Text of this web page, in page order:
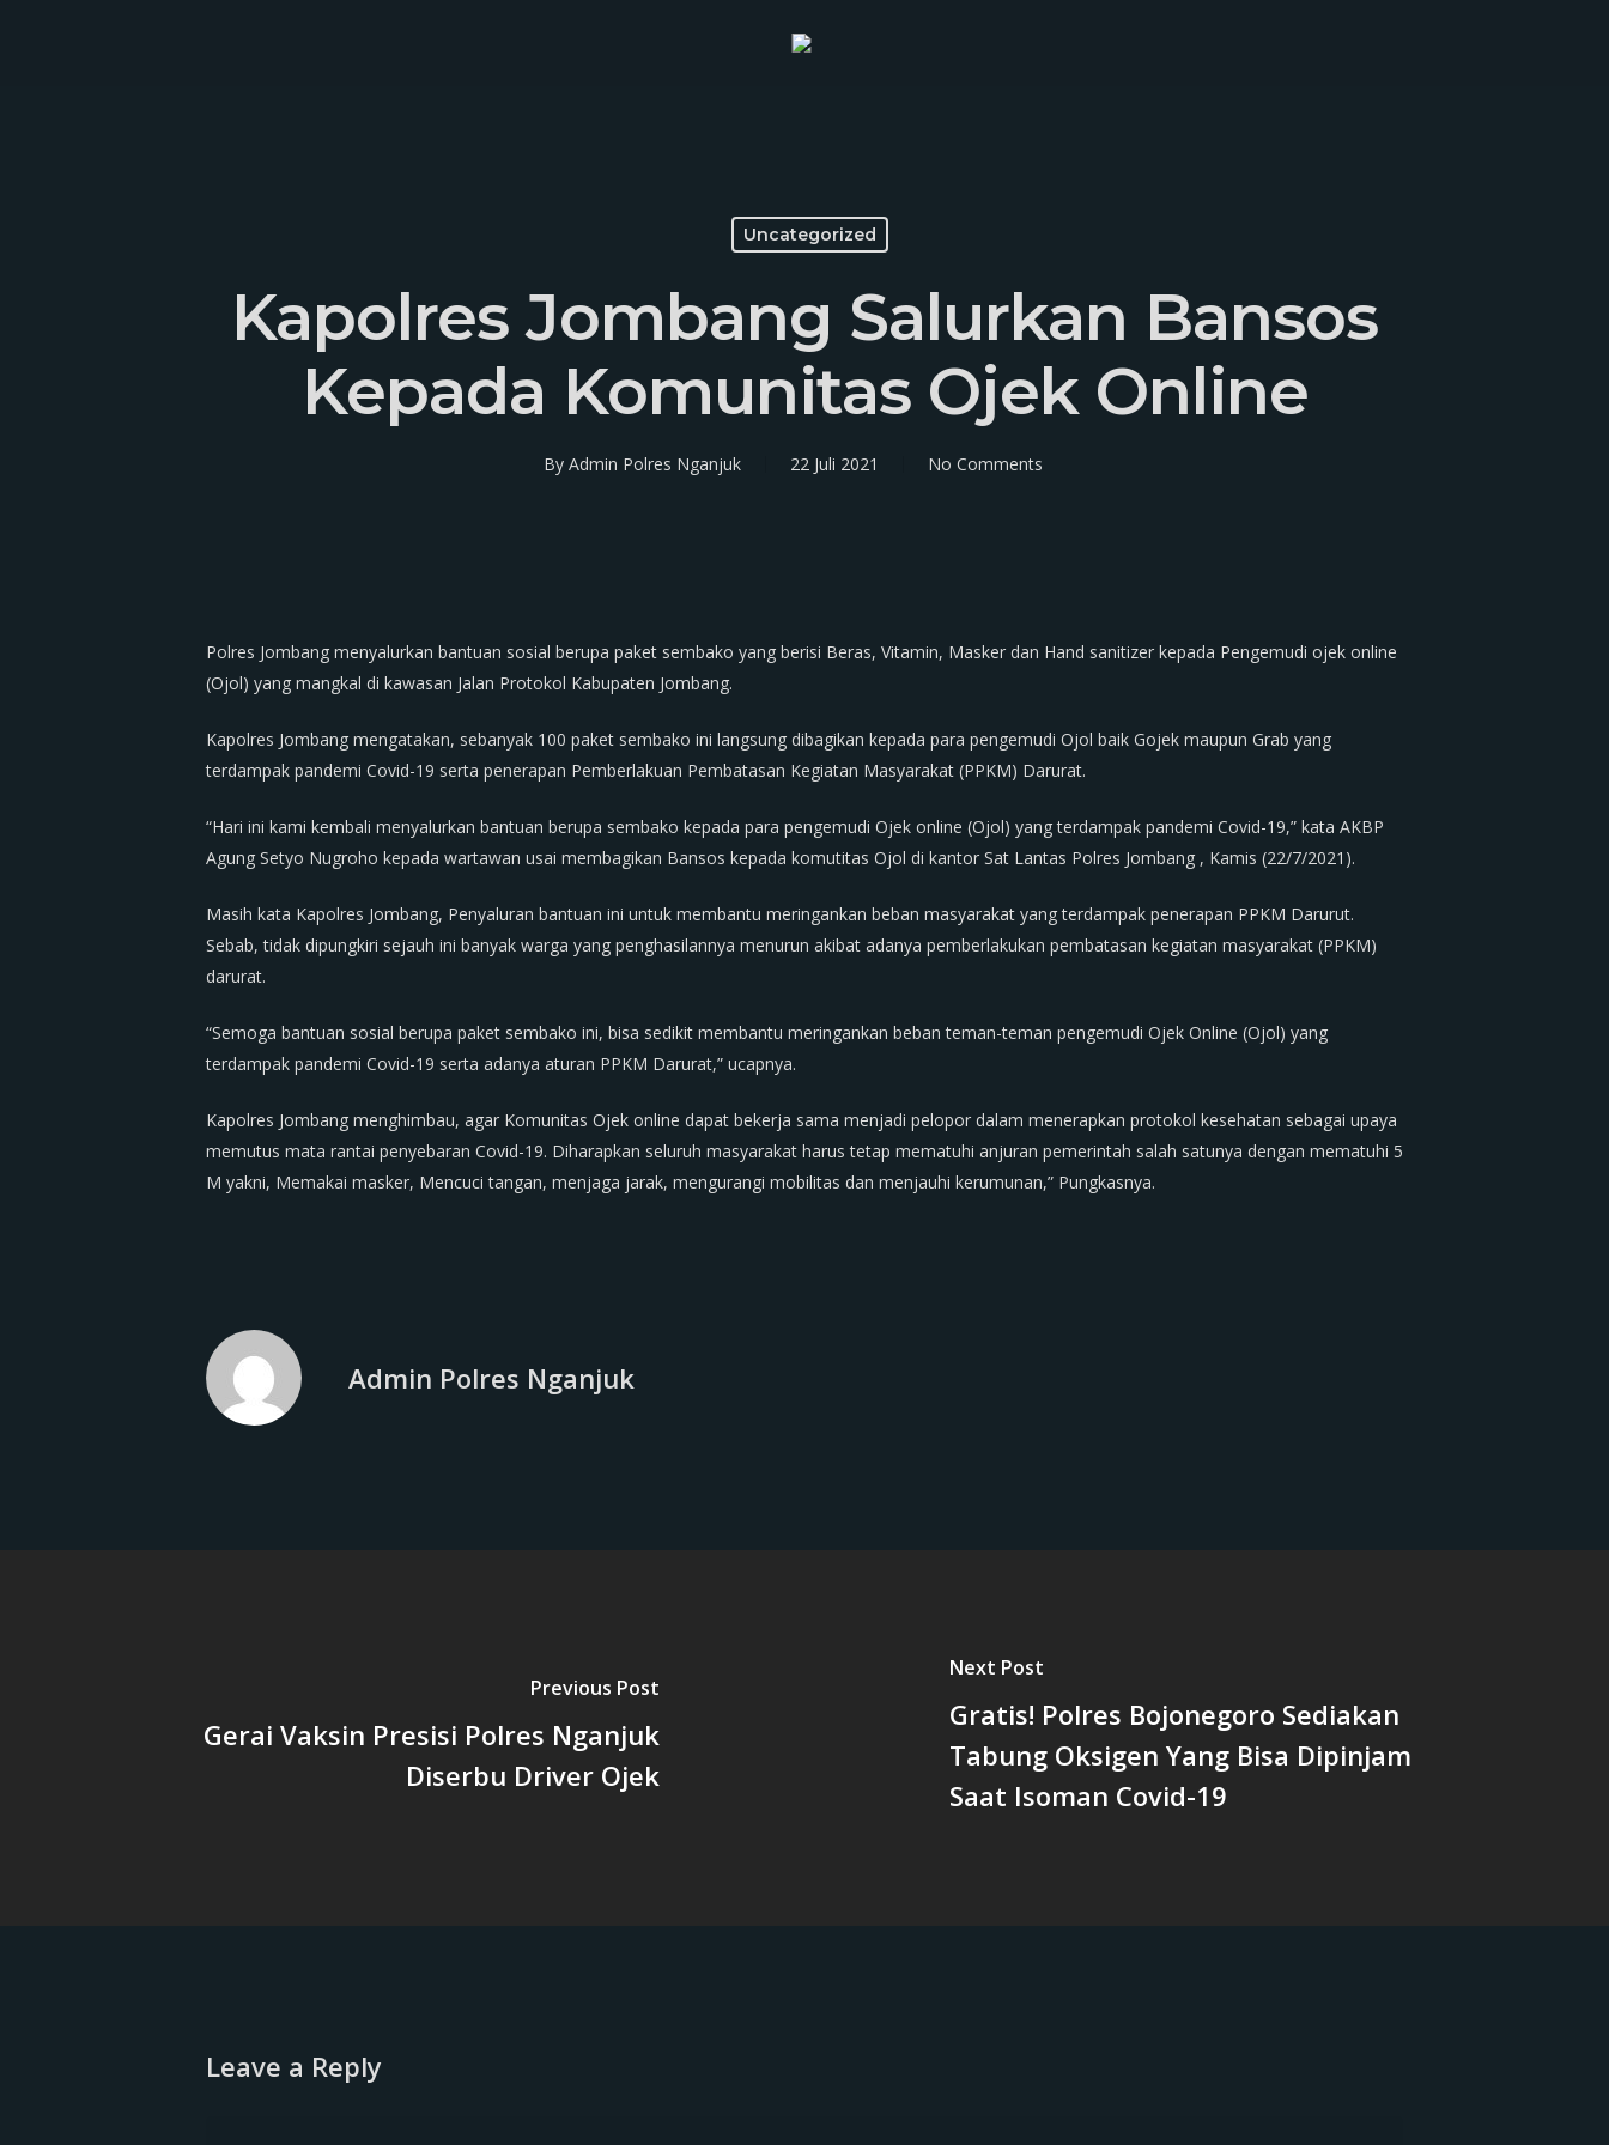
Uncategorized
Kapolres Jombang Salurkan Bansos
Kepada Komunitas Ojek Online
By Admin Polres Nganjuk 22 Juli 2021 No Comments
Polres Jombang menyalurkan bantuan sosial berupa paket sembako yang berisi Beras, Vitamin, Masker dan Hand sanitizer kepada Pengemudi ojek online
(Ojol) yang mangkal di kawasan Jalan Protokol Kabupaten Jombang.
Kapolres Jombang mengatakan, sebanyak 100 paket sembako ini langsung dibagikan kepada para pengemudi Ojol baik Gojek maupun Grab yang
terdampak pandemi Covid-19 serta penerapan Pemberlakuan Pembatasan Kegiatan Masyarakat (PPKM) Darurat.
“Hari ini kami kembali menyalurkan bantuan berupa sembako kepada para pengemudi Ojek online (Ojol) yang terdampak pandemi Covid-19,” kata AKBP
Agung Setyo Nugroho kepada wartawan usai membagikan Bansos kepada komutitas Ojol di kantor Sat Lantas Polres Jombang , Kamis (22/7/2021).
Masih kata Kapolres Jombang, Penyaluran bantuan ini untuk membantu meringankan beban masyarakat yang terdampak penerapan PPKM Darurut.
Sebab, tidak dipungkiri sejauh ini banyak warga yang penghasilannya menurun akibat adanya pemberlakukan pembatasan kegiatan masyarakat (PPKM)
darurat.
“Semoga bantuan sosial berupa paket sembako ini, bisa sedikit membantu meringankan beban teman-teman pengemudi Ojek Online (Ojol) yang
terdampak pandemi Covid-19 serta adanya aturan PPKM Darurat,” ucapnya.
Kapolres Jombang menghimbau, agar Komunitas Ojek online dapat bekerja sama menjadi pelopor dalam menerapkan protokol kesehatan sebagai upaya
memutus mata rantai penyebaran Covid-19. Diharapkan seluruh masyarakat harus tetap mematuhi anjuran pemerintah salah satunya dengan mematuhi 5
M yakni, Memakai masker, Mencuci tangan, menjaga jarak, mengurangi mobilitas dan menjauhi kerumunan,” Pungkasnya.
Admin Polres Nganjuk
Previous Post
Gerai Vaksin Presisi Polres Nganjuk
Diserbu Driver Ojek
Next Post
Gratis! Polres Bojonegoro Sediakan
Tabung Oksigen Yang Bisa Dipinjam
Saat Isoman Covid-19
Leave a Reply